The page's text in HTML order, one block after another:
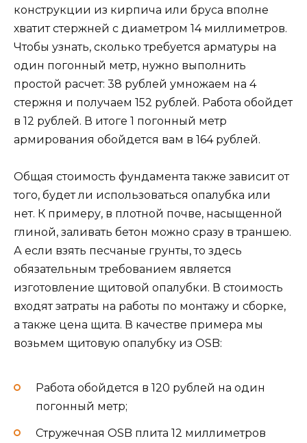
конструкции из кирпича или бруса вполне
хватит стержней с диаметром 14 миллиметров.
Чтобы узнать, сколько требуется арматуры на
один погонный метр, нужно выполнить
простой расчет: 38 рублей умножаем на 4
стержня и получаем 152 рублей. Работа обойдет
в 12 рублей. В итоге 1 погонный метр
армирования обойдется вам в 164 рублей.
Общая стоимость фундамента также зависит от
того, будет ли использоваться опалубка или
нет. К примеру, в плотной почве, насыщенной
глиной, заливать бетон можно сразу в траншею.
А если взять песчаные грунты, то здесь
обязательным требованием является
изготовление щитовой опалубки. В стоимость
входят затраты на работы по монтажу и сборке,
а также цена щита. В качестве примера мы
возьмем щитовую опалубку из OSB:
Работа обойдется в 120 рублей на один
погонный метр;
Стружечная OSB плита 12 миллиметров